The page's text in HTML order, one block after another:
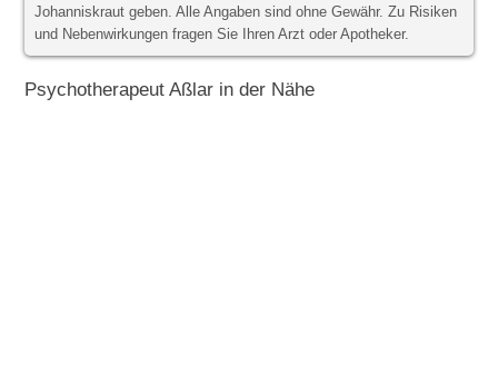
Johanniskraut geben. Alle Angaben sind ohne Gewähr. Zu Risiken
und Nebenwirkungen fragen Sie Ihren Arzt oder Apotheker.
Psychotherapeut Aßlar in der Nähe